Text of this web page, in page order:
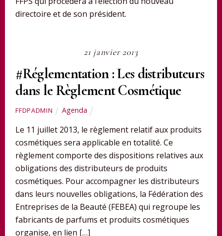
directoire et de son président.
21 janvier 2013
#Réglementation : Les distributeurs
dans le Règlement Cosmétique
FFDPADMIN Agenda
Le 11 juillet 2013, le règlement relatif aux produits
cosmétiques sera applicable en totalité. Ce
règlement comporte des dispositions relatives aux
obligations des distributeurs de produits
cosmétiques. Pour accompagner les distributeurs
dans leurs nouvelles obligations, la Fédération des
Entreprises de la Beauté (FEBEA) qui regroupe les
fabricants de parfums et produits cosmétiques
organise, en lien […]